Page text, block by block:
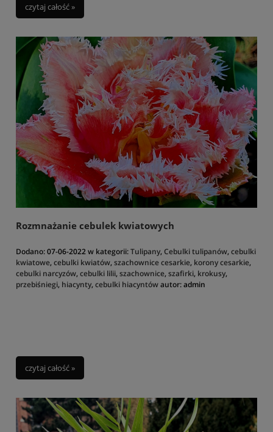
czytaj całość »
Rozmnażanie cebulek kwiatowych
Dodano:07-06-2022w kategorii:Tulipany, Cebulki tulipanów, cebulki
kwiatowe, cebulki kwiatów, szachownice cesarkie, korony cesarkie,
cebulki narcyzów, cebulki lilii, szachownice, szafirki, krokusy,
przebiśniegi, hiacynty, cebulki hiacyntówautor:admin
czytaj całość »